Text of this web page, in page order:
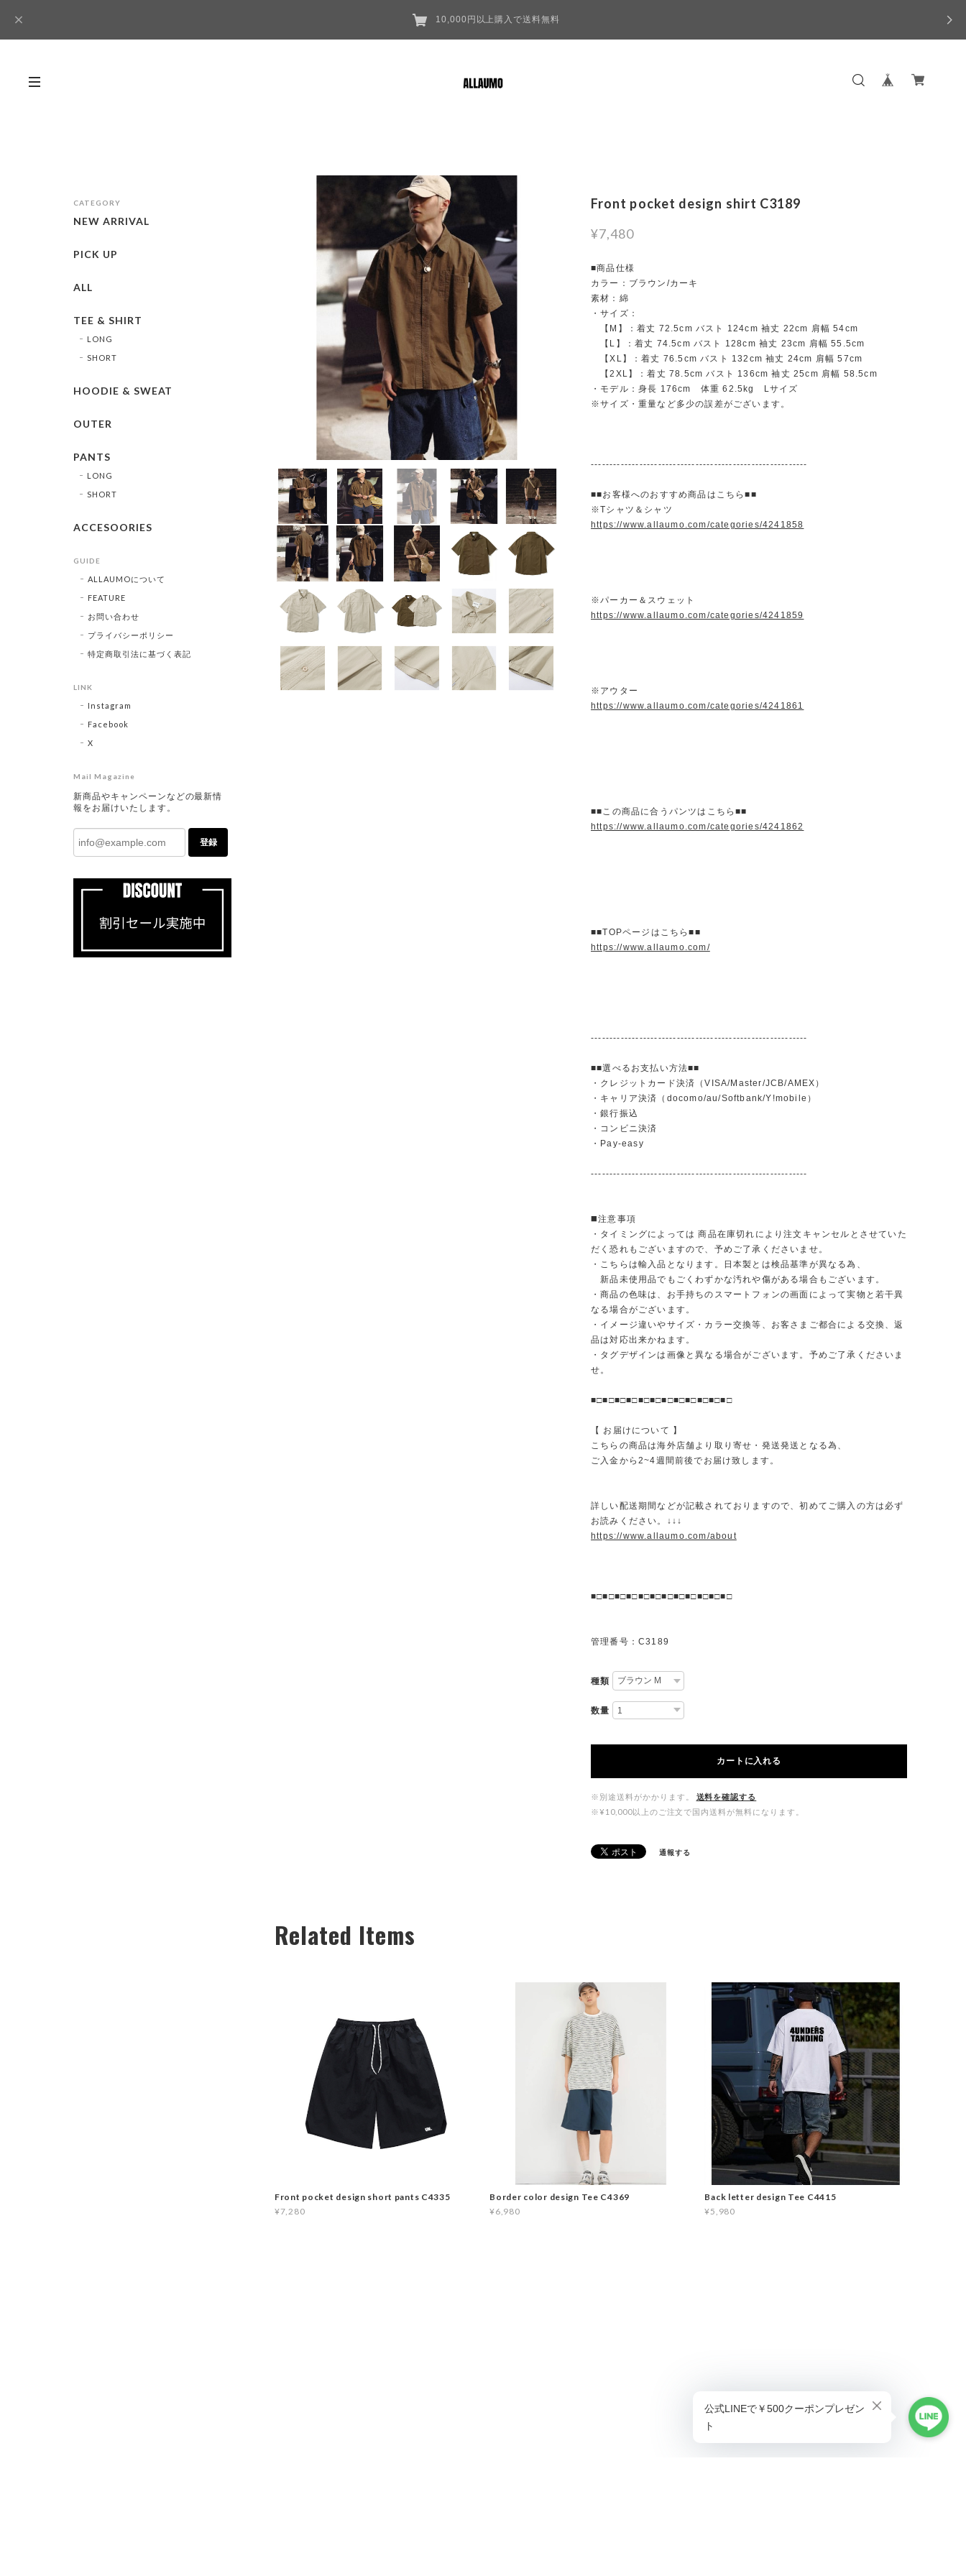
10,000円以上購入で送料無料
Front pocket design shirt C3189
¥7,480
■商品仕様
カラー：ブラウン/カーキ
素材：綿
・サイズ：
【M】：着丈 72.5cm バスト 124cm 袖丈 22cm 肩幅 54cm
【L】：着丈 74.5cm バスト 128cm 袖丈 23cm 肩幅 55.5cm
【XL】：着丈 76.5cm バスト 132cm 袖丈 24cm 肩幅 57cm
【2XL】：着丈 78.5cm バスト 136cm 袖丈 25cm 肩幅 58.5cm
・モデル：身長 176cm 体重 62.5kg Lサイズ
※サイズ・重量など多少の誤差がございます。
----------------------------------------------------------
■■お客様へのおすすめ商品はこちら■■
※Tシャツ＆シャツ
https://www.allaumo.com/categories/4241858
※パーカー＆スウェット
https://www.allaumo.com/categories/4241859
※アウター
https://www.allaumo.com/categories/4241861
■■この商品に合うパンツはこちら■■
https://www.allaumo.com/categories/4241862
■■TOPページはこちら■■
https://www.allaumo.com/
----------------------------------------------------------
■■選べるお支払い方法■■
・クレジットカード決済（VISA/Master/JCB/AMEX）
・キャリア決済（docomo/au/Softbank/Y!mobile）
・銀行振込
・コンビニ決済
・Pay-easy
----------------------------------------------------------
◼️注意事項
・タイミングによっては 商品在庫切れにより注文キャンセルとさせていた
だく恐れもございますので、予めご了承くださいませ。
・こちらは輸入品となります。日本製とは検品基準が異なる為、
新品未使用品でもごくわずかな汚れや傷がある場合もございます。
・商品の色味は、お手持ちのスマートフォンの画面によって実物と若干異
なる場合がございます。
・イメージ違いやサイズ・カラー交換等、お客さまご都合による交換、返
品は対応出来かねます。
・タグデザインは画像と異なる場合がございます。予めご了承くださいま
せ。
■□■□■□■□■□■□■□■□■□■□■□■□
【 お届けについて 】
こちらの商品は海外店舗より取り寄せ・発送発送となる為、
ご入金から2~4週間前後でお届け致します。
詳しい配送期間などが記載されておりますので、初めてご購入の方は必ず
お読みください。↓↓↓
https://www.allaumo.com/about
■□■□■□■□■□■□■□■□■□■□■□■□
管理番号：C3189
種類
数量
カートに入れる
※別途送料がかかります。
送料を確認する
※¥10,000以上のご注文で国内送料が無料になります。
通報する
Related Items
Front pocket design short pants C4335
¥7,280
Border color design Tee C4369
¥6,980
Back letter design Tee C4415
¥5,980
CATEGORY
NEW ARRIVAL
PICK UP
ALL
TEE & SHIRT
LONG
SHORT
HOODIE & SWEAT
OUTER
PANTS
LONG
SHORT
ACCESOORIES
GUIDE
ALLAUMOについて
FEATURE
お問い合わせ
プライバシーポリシー
特定商取引法に基づく表記
LINK
Instagram
Facebook
X
Mail Magazine
新商品やキャンペーンなどの最新情
報をお届けいたします。
登録